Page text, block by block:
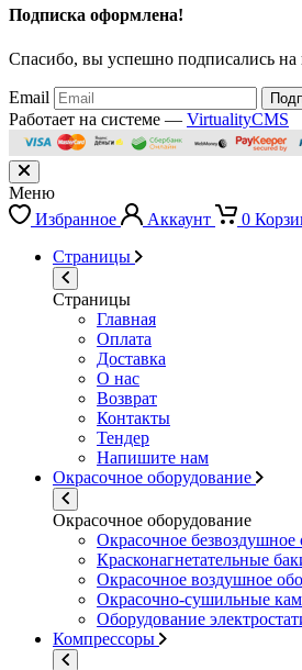
Подписка оформлена!
Спасибо, вы успешно подписались
Email
Работает на системе — VirtualityCMS
Меню
Избранное
Аккаунт 0
Страницы
Страницы
Главная
Оплата
Доставка
О нас
Возврат
Контакты
Тендер
Напишите нам
Окрасочное оборудование
Окрасочное оборудование
Окрасочное безвоздушное
Красконагнетательные
Окрасочное воздушное
Окрасочно-сушильные
Оборудование
Компрессоры